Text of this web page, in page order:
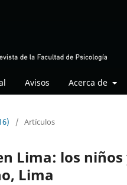
Avisos Acerca de
/ Artículos
Lima: los
Lima